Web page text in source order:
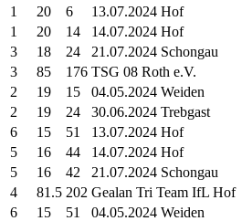
1
20 6
13.07.2024 Hof
1
20 14
14.07.2024 Hof
3
18 24
21.07.2024 Schongau
3
85 176 TSG 08 Roth e.V.
2
19 15
04.05.2024 Weiden
2
19 24
30.06.2024 Trebgast
6
15 51
13.07.2024 Hof
5
16 44
14.07.2024 Hof
5
16 42
21.07.2024 Schongau
4
81.5 202 Gealan Tri Team IfL Hof
6
15 51
04.05.2024 Weiden